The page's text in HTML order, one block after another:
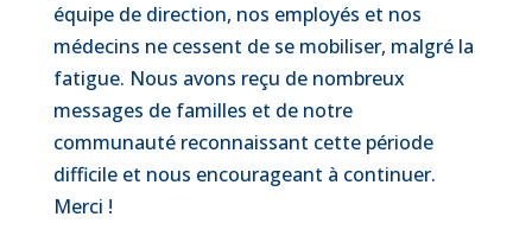
équipe de direction, nos employés et nos
médecins ne cessent de se mobiliser, malgré la
fatigue. Nous avons reçu de nombreux
messages de familles et de notre
communauté reconnaissant cette période
difficile et nous encourageant à continuer.
Merci !